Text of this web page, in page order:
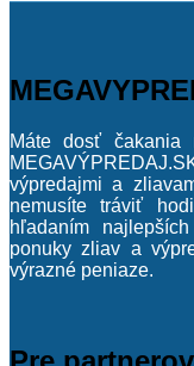
Máte dosť čakania
výpredajmi a
nemusíte tráviť
hľadaním
ponuky zliav a
výrazné peniaze.